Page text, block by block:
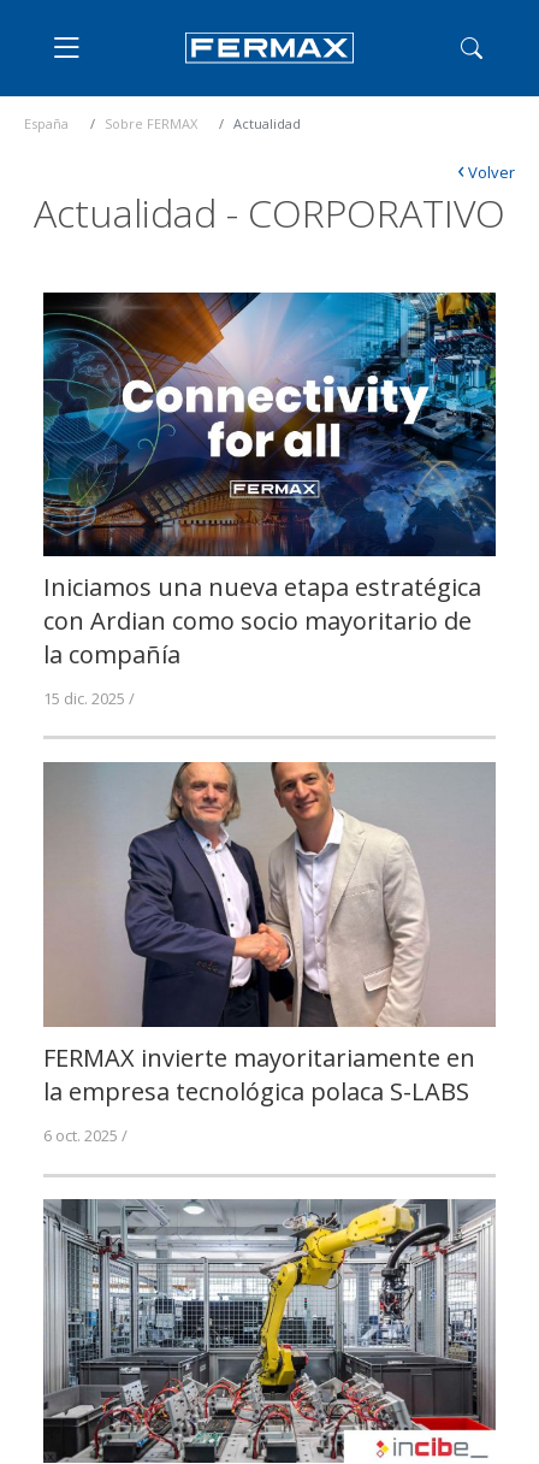
España Sobre FERMAX Actualidad
Actualidad - CORPORATIVO
‹Volver
Iniciamos una nueva etapa estratégica
con Ardian como socio mayoritario de
la compañía
15 dic. 2025 /
FERMAX invierte mayoritariamente en
la empresa tecnológica polaca S-LABS
6 oct. 2025 /